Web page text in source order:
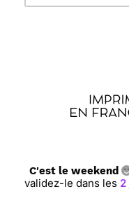
C'est le weekend
validez-le dans les 2